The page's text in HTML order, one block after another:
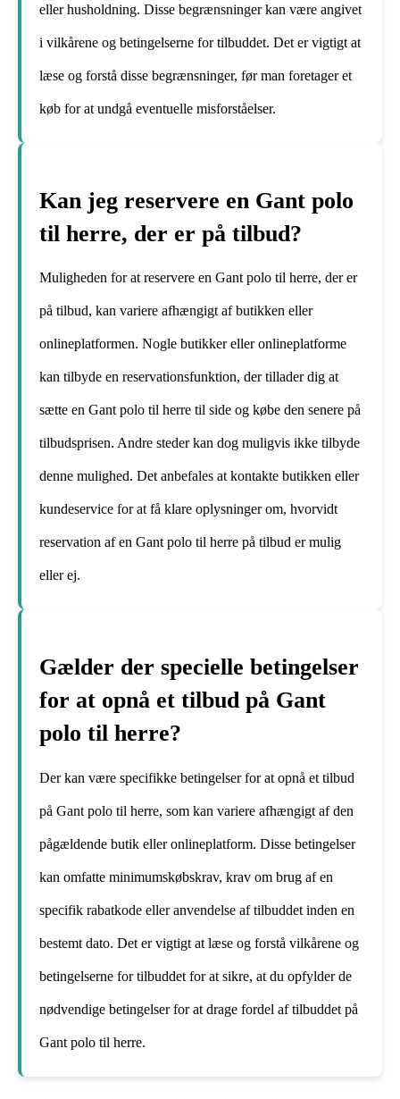
eller husholdning. Disse begrænsninger kan være angivet
i vilkårene og betingelserne for tilbuddet. Det er vigtigt at
læse og forstå disse begrænsninger, før man foretager et
køb for at undgå eventuelle misforståelser.
Kan jeg reservere en Gant polo
til herre, der er på tilbud?
Muligheden for at reservere en Gant polo til herre, der er
på tilbud, kan variere afhængigt af butikken eller
onlineplatformen. Nogle butikker eller onlineplatforme
kan tilbyde en reservationsfunktion, der tillader dig at
sætte en Gant polo til herre til side og købe den senere på
tilbudsprisen. Andre steder kan dog muligvis ikke tilbyde
denne mulighed. Det anbefales at kontakte butikken eller
kundeservice for at få klare oplysninger om, hvorvidt
reservation af en Gant polo til herre på tilbud er mulig
eller ej.
Gælder der specielle betingelser
for at opnå et tilbud på Gant
polo til herre?
Der kan være specifikke betingelser for at opnå et tilbud
på Gant polo til herre, som kan variere afhængigt af den
pågældende butik eller onlineplatform. Disse betingelser
kan omfatte minimumskøbskrav, krav om brug af en
specifik rabatkode eller anvendelse af tilbuddet inden en
bestemt dato. Det er vigtigt at læse og forstå vilkårene og
betingelserne for tilbuddet for at sikre, at du opfylder de
nødvendige betingelser for at drage fordel af tilbuddet på
Gant polo til herre.